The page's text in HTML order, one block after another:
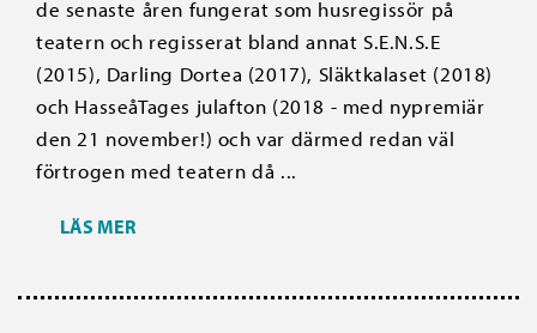
de senaste åren fungerat som husregissör på
teatern och regisserat bland annat S.E.N.S.E
(2015), Darling Dortea (2017), Släktkalaset (2018)
och HasseåTages julafton (2018 - med nypremiär
den 21 november!) och var därmed redan väl
förtrogen med teatern då ...
LÄS MER